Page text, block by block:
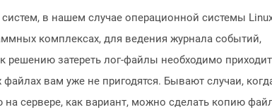
в нашем случае операционной системы
комплексах, для ведения журнала событий,
решению затереть лог-файлы необходимо
вам уже не пригодятся. Бывают случаи,
сервере, как вариант, можно сделать копию